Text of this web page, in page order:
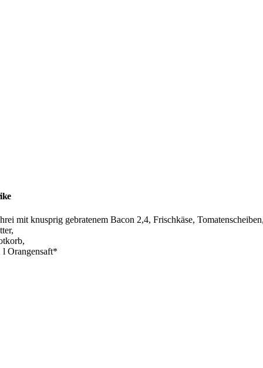
mit knusprig gebratenem Bacon 2,4, Frischkäse,
l Orangensaft*